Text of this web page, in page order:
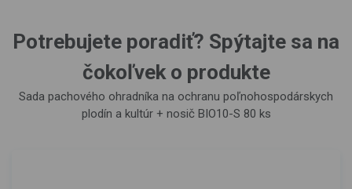
Potrebujete poradiť? Spýtajte sa na
čokoľvek o produkte
Sada pachového ohradníka na ochranu poľnohospodárskych
plodín a kultúr + nosič BIO10-S 80 ks